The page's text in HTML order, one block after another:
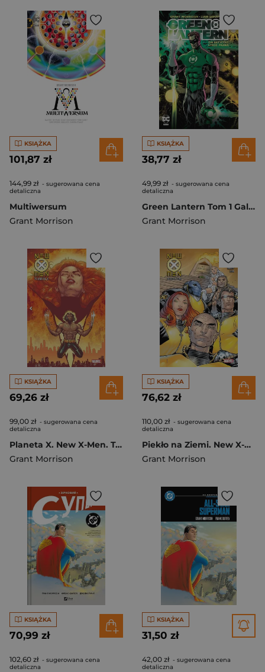
KSIĄŻKA
101,87 zł
144,99 zł - sugerowana cena
detaliczna
Multiwersum
Grant Morrison
KSIĄŻKA
38,77 zł
49,99 zł - sugerowana cena
detaliczna
Green Lantern Tom 1 Galaktyczny Stróż Prawa
Grant Morrison
KSIĄŻKA
69,26 zł
99,00 zł - sugerowana cena
detaliczna
Planeta X. New X-Men. Tom 4
Grant Morrison
KSIĄŻKA
76,62 zł
110,00 zł - sugerowana cena
detaliczna
Piekło na Ziemi. New X-Men. Tom 2
Grant Morrison
KSIĄŻKA
70,99 zł
102,60 zł - sugerowana cena
detaliczna
KSIĄŻKA
31,50 zł
42,00 zł - sugerowana cena
detaliczna